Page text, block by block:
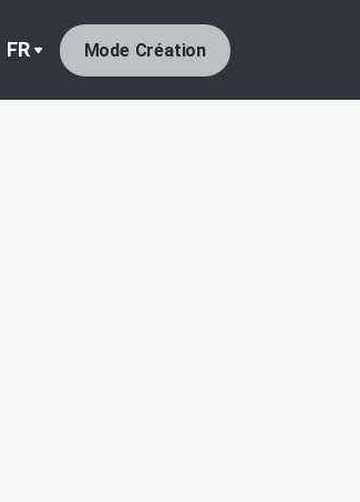
FR Mode Création